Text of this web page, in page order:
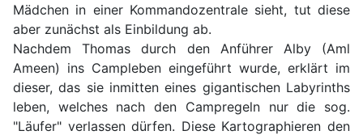
Mädchen in einer Kommandozentrale sieht, tut diese
aber zunächst als Einbildung ab.
Nachdem Thomas durch den Anführer Alby (Aml
Ameen) ins Campleben eingeführt wurde, erklärt im
dieser, das sie inmitten eines gigantischen Labyrinths
leben, welches nach den Campregeln nur die sog.
"Läufer" verlassen dürfen. Diese Kartographieren den